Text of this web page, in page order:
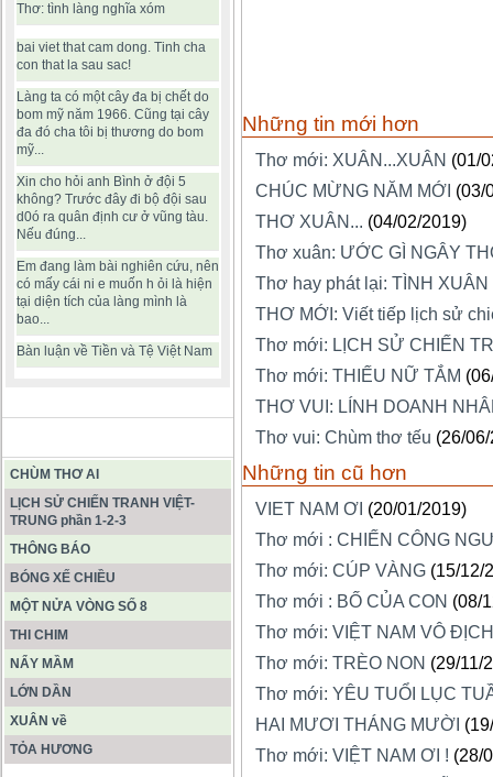
Thơ: tình làng nghĩa xóm
bai viet that cam dong. Tinh cha
con that la sau sac!
Làng ta có một cây đa bị chết do
bom mỹ năm 1966. Cũng tại cây
đa đó cha tôi bị thương do bom
mỹ...
Xin cho hỏi anh Bình ở đội 5
không? Trước đây đi bộ đội sau
d0ó ra quân định cư ở vũng tàu.
Nếu đúng...
Em đang làm bài nghiên cứu, nên
có mấy cái ni e muốn h ỏi là hiện
tại diện tích của làng mình là
bao...
Bàn luận về Tiền và Tệ Việt Nam
CHÙM THƠ AI
LỊCH SỬ CHIẾN TRANH VIỆT-
TRUNG phần 1-2-3
THÔNG BÁO
BÓNG XẾ CHIỀU
MỘT NỬA VÒNG SỐ 8
THI CHIM
NẨY MẦM
LỚN DẦN
XUÂN về
TỎA HƯƠNG
Những tin mới hơn
Thơ mới: XUÂN...XUÂN (01/
CHÚC MỪNG NĂM MỚI (03/
THƠ XUÂN... (04/02/2019)
Thơ xuân: ƯỚC GÌ NGÂY
Thơ hay phát lại: TÌNH XUÂN
THƠ MỚI: Viết tiếp lịch sử
Thơ mới: LỊCH SỬ CHIẾN
Thơ mới: THIẾU NỮ TẮM
THƠ VUI: LÍNH DOANH
Thơ vui: Chùm thơ tếu (26/
Những tin cũ hơn
VIET NAM ƠI (20/01/2019)
Thơ mới : CHIẾN CÔNG
Thơ mới: CÚP VÀNG (15/12/
Thơ mới : BỐ CỦA CON (08/
Thơ mới: VIỆT NAM VÔ ĐỊCH
Thơ mới: TRÈO NON (29/11/
Thơ mới: YÊU TUỔI LỤC
HAI MƯƠI THÁNG MƯỜI
Thơ mới: VIỆT NAM ƠI ! (28/